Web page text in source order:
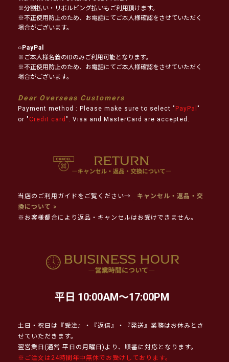
※分割払い・リボルビング払いもご利用頂けます。
※不正使用防止のため、お電話にてご本人様確認をさせていただく
場合がございます。
○PayPal
※ご本人様名義のIDのみご利用可能となります。
※不正使用防止のため、お電話にてご本人様確認をさせていただく
場合がございます。
Dear Overseas Customers
Payment method : Please make sure to select " PayPal "
or " Credit card ". Visa and MasterCard are accepted.
当店のご利用ガイドをご覧ください→
キャンセル・返品・交
換について >
※お客様都合により返品・キャンセルはお受けできません。
平日 10:00AM～17:00PM
土日・祝日は『受注』・『返信』・『発送』業務はお休みとさ
せていただきます。
翌営業日(通常 平日の月曜日)より、順番に対応となります。
※ご注文は24時間年中無休でお受けしております。